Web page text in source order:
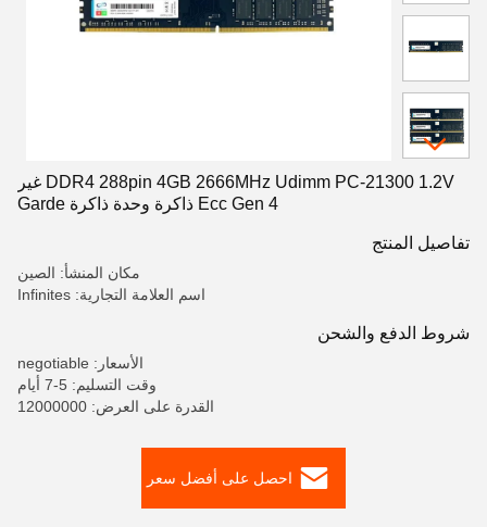
DDR4 288pin 4GB 2666MHz Udimm PC-21300 1.2V غير
Ecc Gen 4 ذاكرة وحدة ذاكرة Garde
تفاصيل المنتج
مكان المنشأ: الصين
اسم العلامة التجارية: Infinites
شروط الدفع والشحن
الأسعار: negotiable
وقت التسليم: 5-7 أيام
القدرة على العرض: 12000000
احصل على أفضل سعر